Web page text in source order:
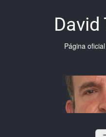
David
Página